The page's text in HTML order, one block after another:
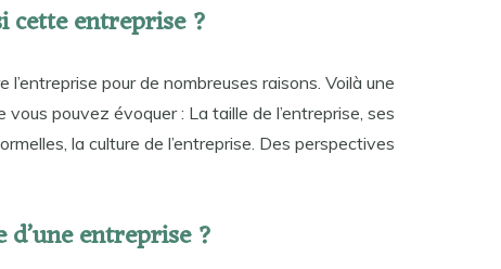
cette entreprise ?
pour de nombreuses raisons. Voilà une
pouvez évoquer : La taille de l’entreprise, ses
la culture de l’entreprise. Des perspectives
entreprise ?